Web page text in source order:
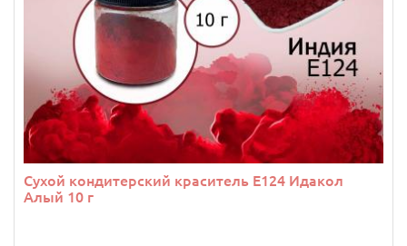
Сухой кондитерский краситель Е124 Идакол
Алый 10 г